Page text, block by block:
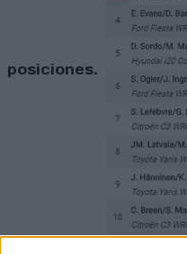
posiciones.